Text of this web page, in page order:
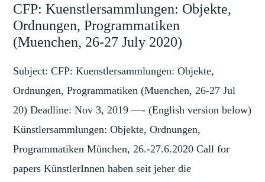
CFP: Kuenstlersammlungen: Objekte,
Ordnungen, Programmatiken
(Muenchen, 26-27 July 2020)
Subject: CFP: Kuenstlersammlungen: Objekte,
Ordnungen, Programmatiken (Muenchen, 26-27 Jul
20) Deadline: Nov 3, 2019 —- (English version below)
Künstlersammlungen: Objekte, Ordnungen,
Programmatiken München, 26.-27.6.2020 Call for
papers KünstlerInnen haben seit jeher die